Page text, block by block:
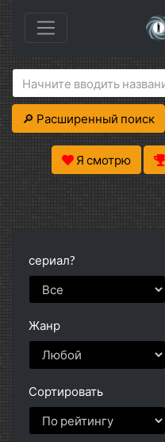
🔎 Расширенный поиск
Я смотрю
сериал?
Жанр
Сортировать